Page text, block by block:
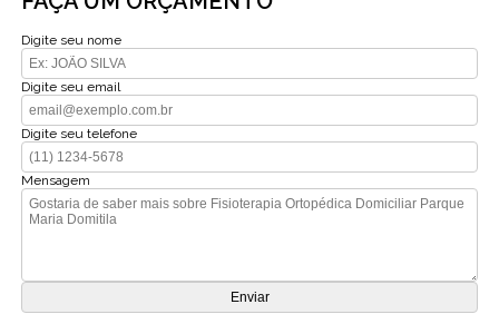
Digite seu nome
Digite seu email
Digite seu telefone
Mensagem